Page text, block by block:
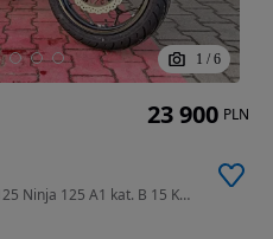
1 / 6
125 cm3 • 15 KM • Kawasaki Ninja125 Ninja 125 A1 kat. B 15 KM 2026
23 900 PLN